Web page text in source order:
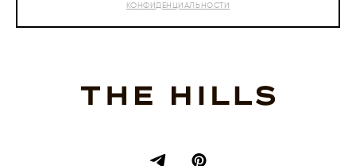
КОНФИДЕНЦИАЛЬНОСТИ